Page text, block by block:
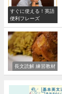
すぐに使える！英語
便利フレーズ
長文読解 練習教材